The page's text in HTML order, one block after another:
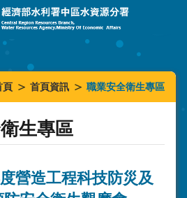
頁 首頁資訊 職業安全衛生專區
生專區
營造工程科技防災及